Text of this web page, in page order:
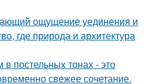
ощущение уединения и
где природа и архитектура
постельных тонах - это
свежее сочетание.